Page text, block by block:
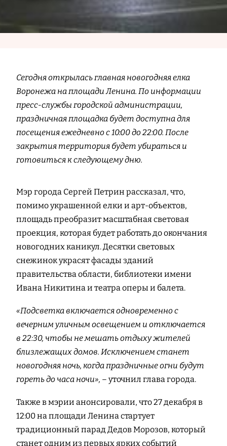
Сегодня открылась главная новогодняя елка
Воронежа на площади Ленина. По информации
пресс-службы городской администрации,
праздничная площадка будет доступна для
посещения ежедневно с 10:00 до 22:00. После
закрытия территория будет убираться и
готовиться к следующему дню.
Мэр города Сергей Петрин рассказал, что,
помимо украшенной елки и арт-объектов,
площадь преобразит масштабная световая
проекция, которая будет работать до окончания
новогодних каникул. Десятки световых
снежинок украсят фасады зданий
правительства области, библиотеки имени
Ивана Никитина и театра оперы и балета.
«Подсветка включается одновременно с
вечерним уличным освещением и отключается
в 22:30, чтобы не мешать отдыху жителей
близлежащих домов. Исключением станет
новогодняя ночь, когда праздничные огни будут
гореть до часа ночи», – уточнил глава города.
Также в мэрии анонсировали, что 27 декабря в
12:00 на площади Ленина стартует
традиционный парад Дедов Морозов, который
станет одним из первых ярких событий